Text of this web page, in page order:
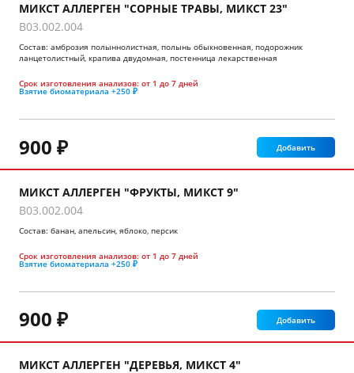
МИКСТ АЛЛЕРГЕН "СОРНЫЕ ТРАВЫ, МИКСТ 23"
B03.002.004
Состав: амброзия полыннолистная, полынь обыкновенная, подорожник
ланцетолистный, крапива двудомная, постенница лекарственная
Срок изготовления анализов: от 1 до 7 дней
Взятие биоматериала +250 ₽
900 ₽ Добавить
МИКСТ АЛЛЕРГЕН "ФРУКТЫ, МИКСТ 9"
B03.002.004
Состав: банан, апельсин, яблоко, персик
Срок изготовления анализов: от 1 до 7 дней
Взятие биоматериала +250 ₽
900 ₽ Добавить
МИКСТ АЛЛЕРГЕН "ДЕРЕВЬЯ, МИКСТ 4"